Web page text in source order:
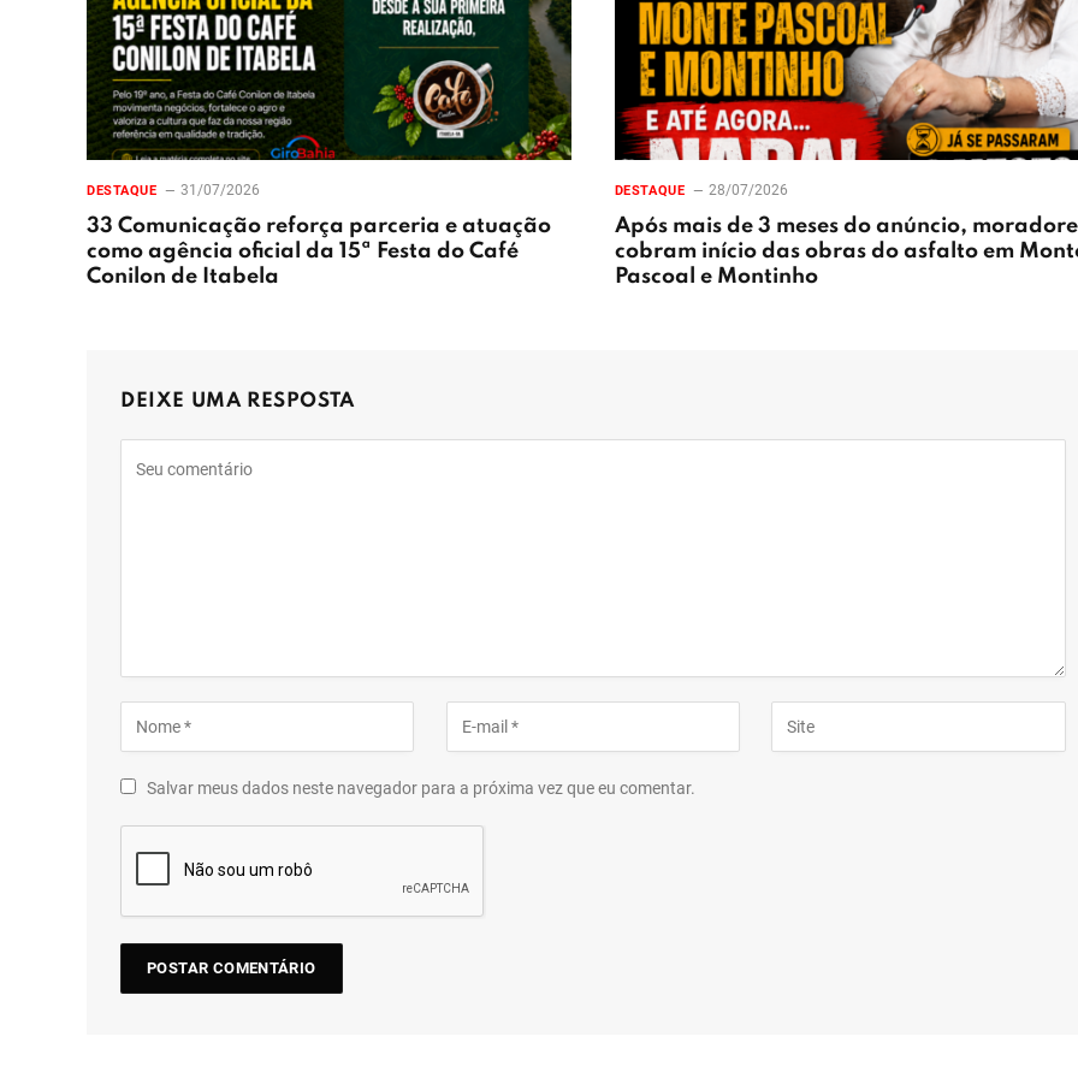
DESTAQUE 31/07/2026
33 Comunicação reforça parceria e atuação
como agência oficial da 15ª Festa do Café
Conilon de Itabela
DESTAQUE 28/07/2026
Após mais de 3 meses do anúncio,
cobram início das obras do asfalto em
Pascoal e Montinho
DEIXE UMA RESPOSTA
Salvar meus dados neste navegador para a próxima vez que eu comentar.